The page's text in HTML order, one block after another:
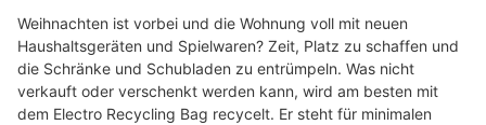
Weihnachten ist vorbei und die Wohnung voll mit neuen
Haushaltsgeräten und Spielwaren? Zeit, Platz zu schaffen und
die Schränke und Schubladen zu entrümpeln. Was nicht
verkauft oder verschenkt werden kann, wird am besten mit
dem Electro Recycling Bag recycelt. Er steht für minimalen